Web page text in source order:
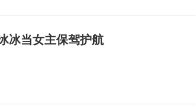
冰当女主保驾护航